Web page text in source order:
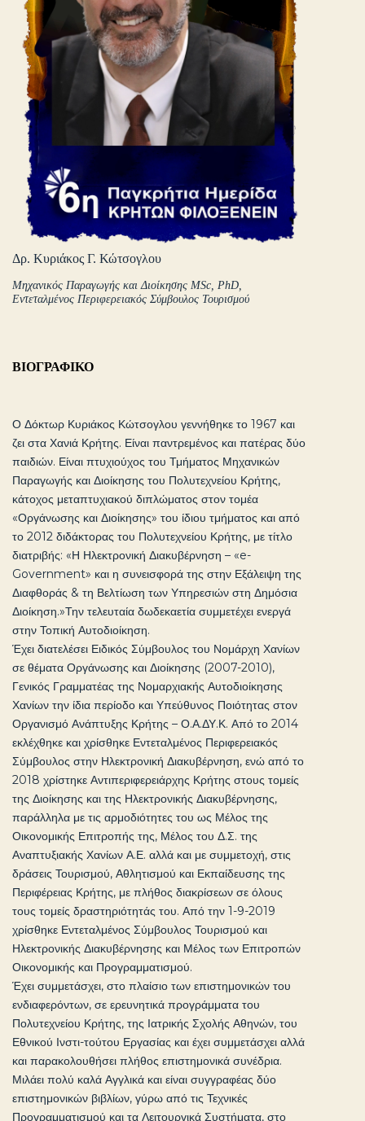
Δρ. Κυριάκος Γ. Κώτσογλου
Μηχανικός Παραγωγής και Διοίκησης MSc, PhD,
Εντεταλμένος Περιφερειακός Σύμβουλος Τουρισμού
ΒΙΟΓΡΑΦΙΚΟ
Ο Δόκτωρ Κυριάκος Κώτσογλου γεννήθηκε το 1967 και
ζει στα Χανιά Κρήτης. Είναι παντρεμένος και πατέρας δύο
παιδιών. Είναι πτυχιούχος του Τμήματος Μηχανικών
Παραγωγής και Διοίκησης του Πολυτεχνείου Κρήτης,
κάτοχος μεταπτυχιακού διπλώματος στον τομέα
«Οργάνωσης και Διοίκησης» του ίδιου τμήματος και από
το 2012 διδάκτορας του Πολυτεχνείου Κρήτης, με τίτλο
διατριβής: «Η Ηλεκτρονική Διακυβέρνηση – «e-
Government» και η συνεισφορά της στην Εξάλειψη της
Διαφθοράς & τη Βελτίωση των Υπηρεσιών στη Δημόσια
Διοίκηση.»Την τελευταία δωδεκαετία συμμετέχει ενεργά
στην Τοπική Αυτοδιοίκηση.
Έχει διατελέσει Ειδικός Σύμβουλος του Νομάρχη Χανίων
σε θέματα Οργάνωσης και Διοίκησης (2007-2010),
Γενικός Γραμματέας της Νομαρχιακής Αυτοδιοίκησης
Χανίων την ίδια περίοδο και Υπεύθυνος Ποιότητας στον
Οργανισμό Ανάπτυξης Κρήτης – Ο.Α.ΔΥ.Κ. Από το 2014
εκλέχθηκε και χρίσθηκε Εντεταλμένος Περιφερειακός
Σύμβουλος στην Ηλεκτρονική Διακυβέρνηση, ενώ από το
2018 χρίστηκε Αντιπεριφερειάρχης Κρήτης στους τομείς
της Διοίκησης και της Ηλεκτρονικής Διακυβέρνησης,
παράλληλα με τις αρμοδιότητες του ως Μέλος της
Οικονομικής Επιτροπής της, Μέλος του Δ.Σ. της
Αναπτυξιακής Χανίων Α.Ε. αλλά και με συμμετοχή, στις
δράσεις Τουρισμού, Αθλητισμού και Εκπαίδευσης της
Περιφέρειας Κρήτης, με πλήθος διακρίσεων σε όλους
τους τομείς δραστηριότητάς του. Από την 1-9-2019
χρίσθηκε Εντεταλμένος Σύμβουλος Τουρισμού και
Ηλεκτρονικής Διακυβέρνησης και Μέλος των Επιτροπών
Οικονομικής και Προγραμματισμού.
Έχει συμμετάσχει, στο πλαίσιο των επιστημονικών του
ενδιαφερόντων, σε ερευνητικά προγράμματα του
Πολυτεχνείου Κρήτης, της Ιατρικής Σχολής Αθηνών, του
Εθνικού Ινστι-τούτου Εργασίας και έχει συμμετάσχει αλλά
και παρακολουθήσει πλήθος επιστημονικά συνέδρια.
Μιλάει πολύ καλά Αγγλικά και είναι συγγραφέας δύο
επιστημονικών βιβλίων, γύρω από τις Τεχνικές
Προγραμματισμού και τα Λειτουργικά Συστήματα, στο